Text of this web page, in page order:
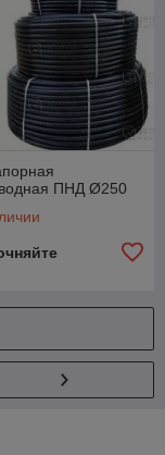
ПНД Ø250